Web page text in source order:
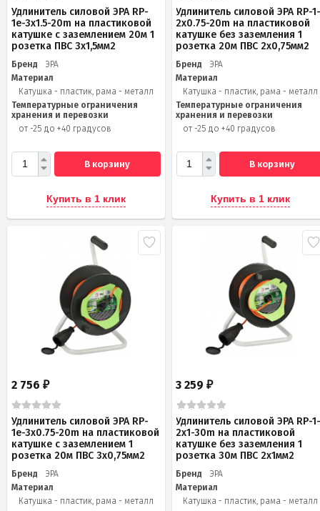
Удлинитель силовой ЭРА RP-
1e-3x1.5-20m на пластиковой
катушке c заземлением 20м 1
розетка ПВС 3х1,5мм2
Бренд
ЭРА
Материал
Катушка - пластик, рама - металл
Температурные ограничения
хранения и перевозки
от -25 до +40 градусов
В корзину
Купить в 1 клик
Удлинитель силовой ЭРА RP-
2x0.75-20m на пластиковой
катушке без заземления 1
розетка 20м ПВС 2х0,75мм2
Бренд
ЭРА
Материал
Катушка - пластик, рама - металл
Температурные ограничения
хранения и перевозки
от -25 до +40 градусов
В корзину
Купить в 1 клик
2 756 ₽
Удлинитель силовой ЭРА RP-
1e-3х0.75-20m на пластиковой
катушке c заземлением 1
розетка 20м ПВС 3х0,75мм2
Бренд
ЭРА
Материал
Катушка - пластик, рама - металл
3 259₽
Удлинитель силовой ЭРА RP-
2x1-30m на пластиковой
катушке без заземления 1
розетка 30м ПВС 2x1мм2
Бренд
ЭРА
Материал
Катушка - пластик, рама - металл